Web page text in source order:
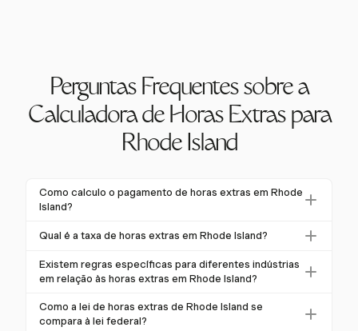
Perguntas Frequentes sobre a
Calculadora de Horas Extras para
Rhode Island
Como calculo o pagamento de horas extras em Rhode
Island?
Em Rhode Island, calcule o pagamento de horas
horas trabalhadas acima de 40 em uma semana. Para
trabalhadores não varejistas, inclua prêmios adicionais
de domingo/feriado.
Qual é a taxa de horas extras em Rhode Island?
A taxa padrão de horas extras em Rhode Island é 1,5
vezes o salário horário regular para qualquer hora
também se aplica ao trabalho em domingos e
Existem regras específicas para diferentes indústrias
em relação às horas extras em Rhode Island?
Sim, Rhode Island tem regras específicas para
negócios de varejo, que podem excluir horas de
Como a lei de horas extras de Rhode Island se
compara à lei federal?